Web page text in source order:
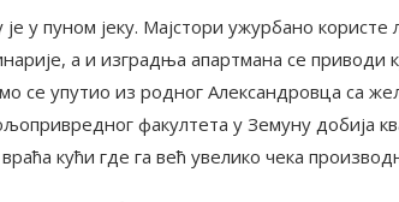
у пуном јеку. Мајстори ужурбано користе
а и изградња апартмана се приводи
се упутио из родног Александровца са
факултета у Земуну добија
кући где га већ увелико чека